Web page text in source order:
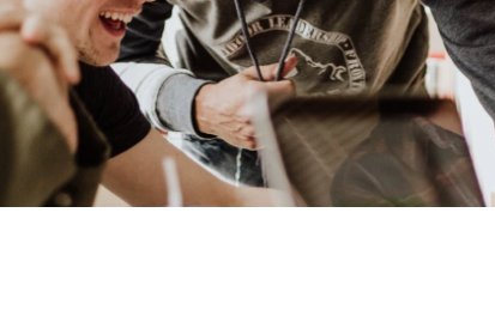
380 Kč
100 Kč